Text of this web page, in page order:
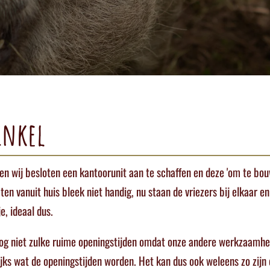
wij besloten een kantoorunit aan te schaffen en deze 'om te
vanuit huis bleek niet handig, nu staan de vriezers bij elkaar
ideaal dus.
niet zulke ruime openingstijden omdat onze andere
wat de openingstijden worden. Het kan dus ook weleens zo